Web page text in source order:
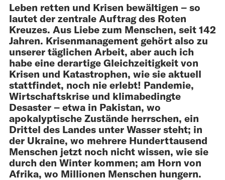
Leben retten und Krisen bewältigen – so
lautet der zentrale Auftrag des Roten
Kreuzes. Aus Liebe zum Menschen, seit 142
Jahren. Krisenmanagement gehört also zu
unserer täglichen Arbeit, aber auch ich
habe eine derartige Gleichzeitigkeit von
Krisen und Katastrophen, wie sie aktuell
stattfindet, noch nie erlebt! Pandemie,
Wirtschaftskrise und klimabedingte
Desaster – etwa in Pakistan, wo
apokalyptische Zustände herrschen, ein
Drittel des Landes unter Wasser steht; in
der Ukraine, wo mehrere Hundert­tausend
Menschen jetzt noch nicht wissen, wie sie
durch den Winter kommen; am Horn von
Afrika, wo Millionen Menschen hungern.